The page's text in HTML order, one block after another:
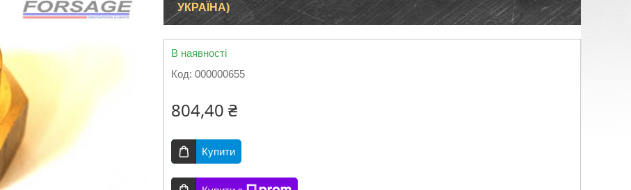
УКРАЇНА)
В наявності
Код: 000000655
804,40 ₴
Купити